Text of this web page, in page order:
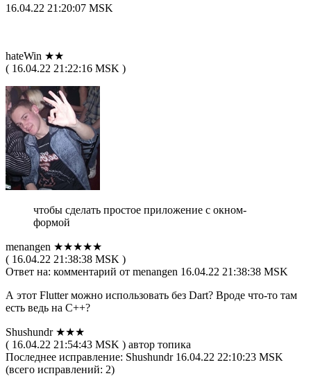
16.04.22 21:20:07 MSK
hateWin ★★
( 16.04.22 21:22:16 MSK )
чтобы сделать простое приложение с окном-
формой
menangen ★★★★★
( 16.04.22 21:38:38 MSK )
Ответ на: комментарий от menangen 16.04.22 21:38:38 MSK
А этот Flutter можно использовать без Dart? Вроде что-то там
есть ведь на C++?
Shushundr ★★★
( 16.04.22 21:54:43 MSK ) автор топика
Последнее исправление: Shushundr 16.04.22 22:10:23 MSK
(всего исправлений: 2)